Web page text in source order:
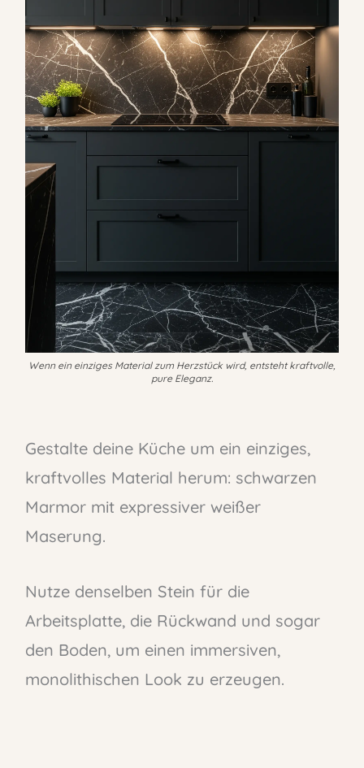
Wenn ein einziges Material zum Herzstück wird, entsteht kraftvolle,
pure Eleganz.
Gestalte deine Küche um ein einziges,
kraftvolles Material herum: schwarzen
Marmor mit expressiver weißer
Maserung.
Nutze denselben Stein für die
Arbeitsplatte, die Rückwand und sogar
den Boden, um einen immersiven,
monolithischen Look zu erzeugen.